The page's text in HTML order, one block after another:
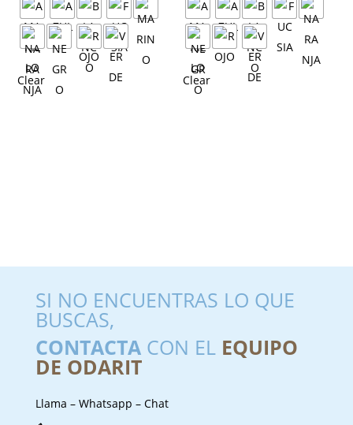
Clear Clear
SI NO ENCUENTRAS LO QUE
BUSCAS,
CONTACTACON EL EQUIPO
DE ODARIT
Llama – Whatsapp – Chat